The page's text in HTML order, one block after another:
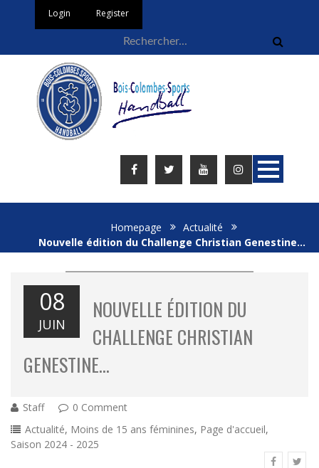
Login Register
Homepage
Actualité
Nouvelle édition du Challenge Christian Genestine…
08
JUIN
NOUVELLE ÉDITION DU
CHALLENGE CHRISTIAN
GENESTINE…
Staff
0 Comment
Actualité, Moins de 15 ans féminines, Page d'accueil,
Saison 2024 - 2025